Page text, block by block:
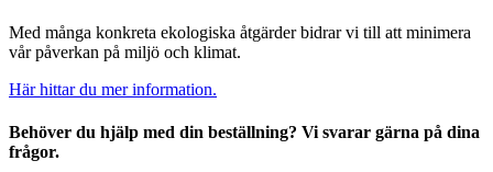
Med många konkreta ekologiska åtgärder bidrar vi till att minimera
vår påverkan på miljö och klimat.
Här hittar du mer information.
Behöver du hjälp med din beställning? Vi svarar gärna på dina
frågor.